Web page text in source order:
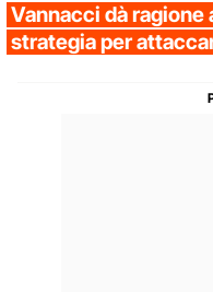
Vannacci dà ragione
strategia per